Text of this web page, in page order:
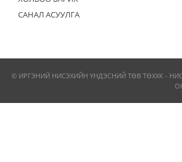
САНАЛ АСУУЛГА
© ИРГЭНИЙ НИСЭХИЙН ҮНДЭСНИЙ ТӨВ ТӨХХК -